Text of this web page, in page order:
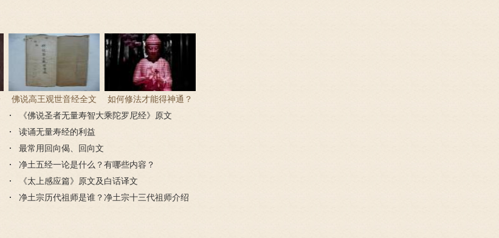
佛说高王观世音经全文
如何修法才能得神通？
神通怎么修？
《佛说圣者无量寿智大乘陀罗尼经》原文
读诵无量寿经的利益
最常用回向偈、回向文
净土五经一论是什么？有哪些内容？
《太上感应篇》原文及白话译文
净土宗历代祖师是谁？净土宗十三代祖师介绍